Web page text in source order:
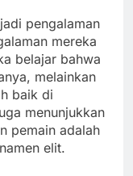
pengalaman
mereka
belajar bahwa
melainkan
baik di
menunjukkan
pemain adalah
elit.